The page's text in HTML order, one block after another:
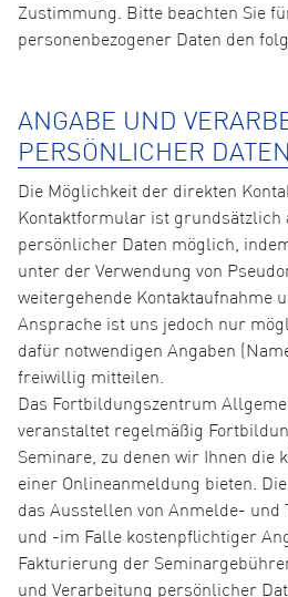
Zustimmung. Bitte beachten Sie
personenbezogener Daten den
ANGABE UND
PERSÖNLICHER DATEN
Die Möglichkeit der direkten
Kontaktformular ist grundsätzlich
persönlicher Daten möglich,
unter der Verwendung von
weitergehende Kontaktaufnahme
Ansprache ist uns jedoch nur
dafür notwendigen Angaben
freiwillig mitteilen.
Das Fortbildungszentrum
veranstaltet regelmäßig
Seminare, zu denen wir Ihnen die
einer Onlineanmeldung bieten.
das Ausstellen von Anmelde- und
und -im Falle kostenpflichtiger
Fakturierung der
und Verarbeitung persönlicher